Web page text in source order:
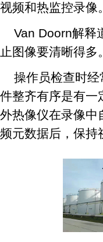
视频和热监控录像
Van Doorn解释
止图像要清晰得
操作员检查时
件整齐有序是有一
外热像仪在录像中
频元数据后，保